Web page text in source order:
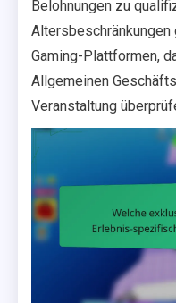
Belohnungen zu
Gaming-Plattformen,
Allgemeinen
Veranstaltung